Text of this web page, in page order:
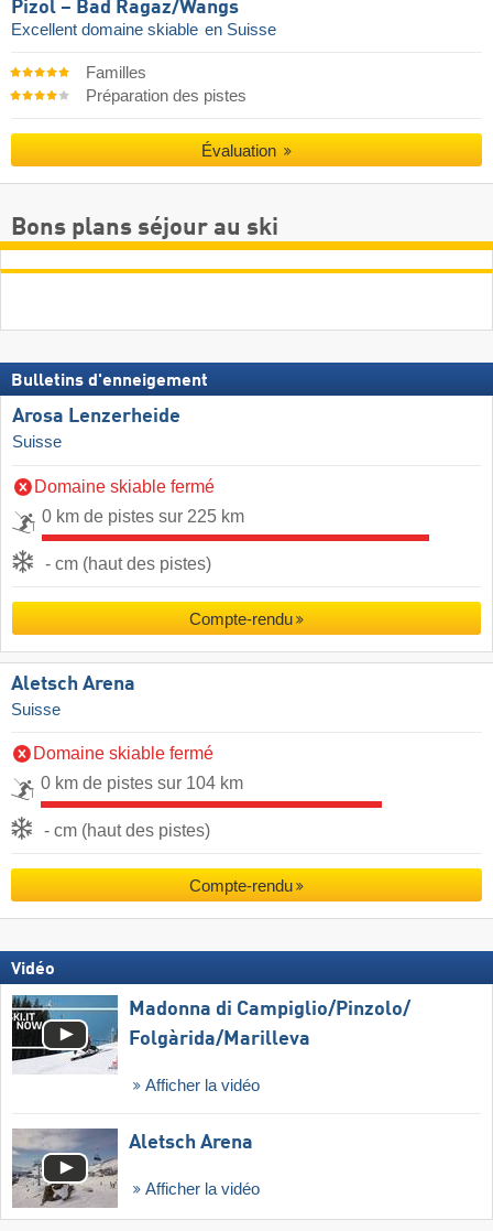
Pizol – Bad Ragaz/​Wangs
Excellent domaine skiable en Suisse
Familles
Préparation des pistes
Évaluation
Bons plans séjour au ski
Bulletins d'enneigement
Arosa Lenzerheide
Suisse
Domaine skiable fermé
0 km de pistes sur 225 km
- cm (haut des pistes)
Compte-rendu
Aletsch Arena
Suisse
Domaine skiable fermé
0 km de pistes sur 104 km
- cm (haut des pistes)
Compte-rendu
Vidéo
Madonna di Campiglio/​Pinzolo/​
Folgàrida/​Marilleva
Afficher la vidéo
Aletsch Arena
Afficher la vidéo